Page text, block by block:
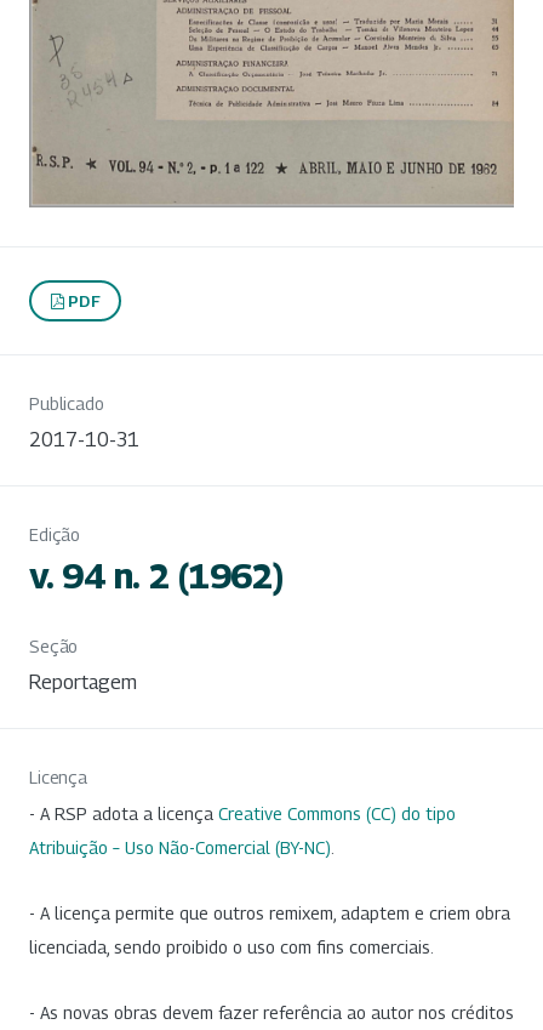
PDF
Publicado
2017-10-31
Edição
v. 94 n. 2 (1962)
Seção
Reportagem
Licença
- A RSP adota a licença Creative Commons (CC) do tipo
Atribuição – Uso Não-Comercial (BY-NC)
- A licença permite que outros remixem, adaptem e criem obra
licenciada, sendo proibido o uso com fins comerciais.
- As novas obras devem fazer referência ao autor nos créditos